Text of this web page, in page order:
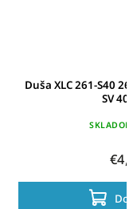
Duša XLC 261-S40
SV
SKLADOM
Do